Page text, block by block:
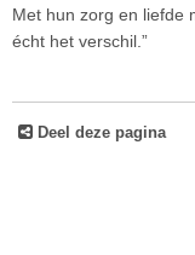
Met hun zorg en liefde
écht het verschil.”
Deel deze pagina